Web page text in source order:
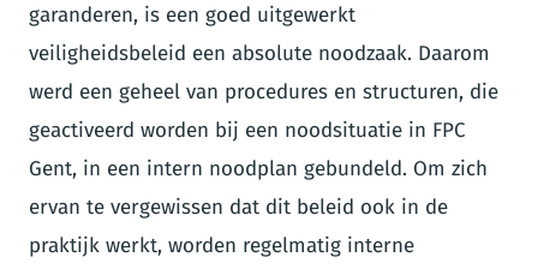
garanderen, is een goed uitgewerkt
veiligheidsbeleid een absolute noodzaak. Daarom
werd een geheel van procedures en structuren, die
geactiveerd worden bij een noodsituatie in FPC
Gent, in een intern noodplan gebundeld. Om zich
ervan te vergewissen dat dit beleid ook in de
praktijk werkt, worden regelmatig interne